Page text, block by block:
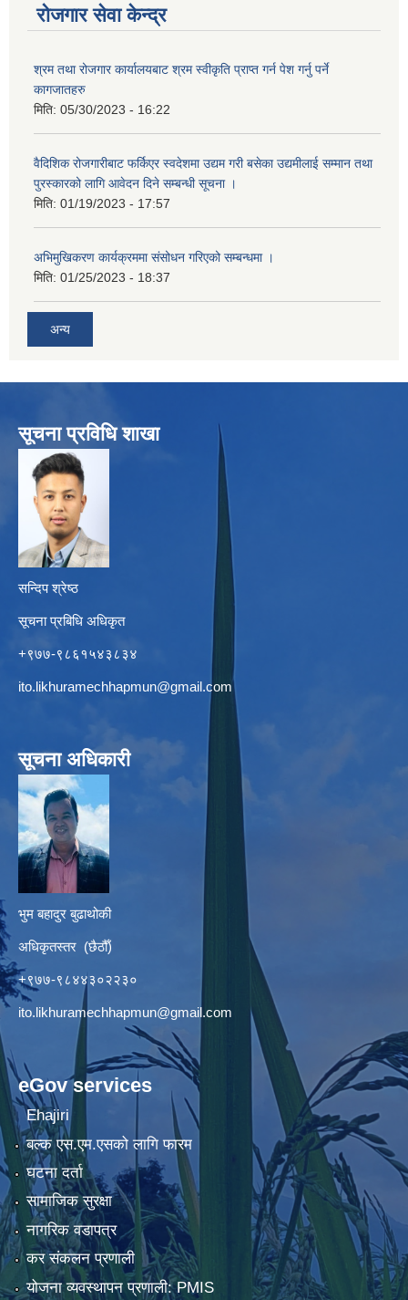
रोजगार सेवा केन्द्र
श्रम तथा रोजगार कार्यालयबाट श्रम स्वीकृति प्राप्त गर्न पेश गर्नु पर्ने
कागजातहरु
मिति: 05/30/2023 - 16:22
वैदिशिक रोजगारीबाट फर्किएर स्वदेशमा उद्यम गरी बसेका उद्यमीलाई सम्मान तथा
पुरस्कारको लागि आवेदन दिने सम्बन्धी सूचना ।
मिति: 01/19/2023 - 17:57
अभिमुखिकरण कार्यक्रममा संसोधन गरिएको सम्बन्धमा ।
मिति: 01/25/2023 - 18:37
अन्य
सूचना प्रविधि शाखा
सन्दिप श्रेष्ठ
सूचना प्रबिधि अधिकृत
+९७७-९८६१५४३८३४
ito.likhuramechhapmun@gmail.com
सूचना अधिकारी
भुम बहादुर बुढाथोकी
अधिकृतस्तर (छैठौँ)
+९७७-९८४४३०२२३०
ito.likhuramechhapmun@gmail.com
eGov services
Ehajiri
बल्क एस.एम.एसको लागि फारम
घटना दर्ता
सामाजिक सुरक्षा
नागरिक वडापत्र
कर संकलन प्रणाली
योजना व्यवस्थापन प्रणाली: PMIS